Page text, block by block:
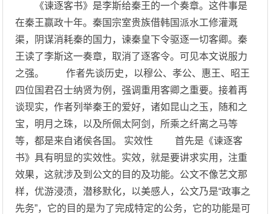
《谏逐客书》是李斯给秦王的一个奏章。这件事是
在秦王赢政十年。秦国宗室贵族借韩国派水工修灌溉
渠，阴谋消耗秦的国力，谏秦皇下令驱逐一切客卿。秦
王读了李斯这一奏章，取消了逐客令。可见本文说服力
之强。 作者先谈历史，以穆公、孝公、惠王、昭王
四位国君召士纳贤为例，强调重用客卿之重要。接着再
谈现实，作者列举秦王的爱好，诸如昆山之玉，随和之
宝，明月之珠，以及所佩太阿剑，所乘之纤离之马等
等，都是来自诸侯各国。 实效性 首先是《谏逐客
书》具有明显的实效性。实效，就是要讲求实用，注重
效果，这就涉及到公文的目的及功能。公文不像艺文那
样，优游浸渍，潜移默化，以美感人，公文乃是“政事之
先务”，它的目的是为了完成特定的公务，它的功能是可